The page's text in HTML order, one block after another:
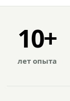
10+
лет опыта